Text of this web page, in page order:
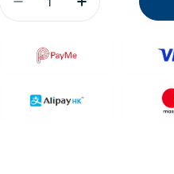
Decrease Quantity
Increase